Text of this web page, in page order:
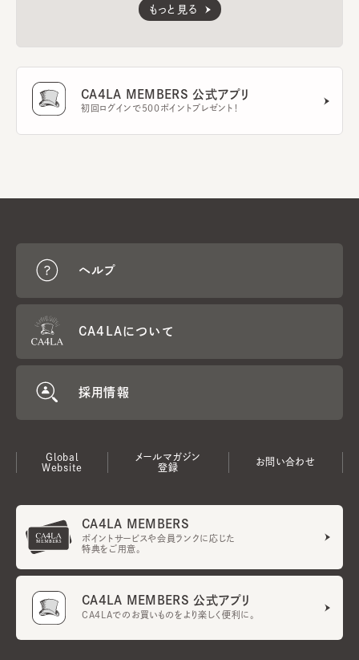
もっと見る
CA4LA MEMBERS 公式アプリ
初回ログインで500ポイントプレゼント！
ヘルプ
CA4LAについて
採用情報
Global
Website
メールマガジン
登録
お問い合わせ
CA4LA MEMBERS
ポイントサービスや会員ランクに応じた
特典をご用意。
CA4LA MEMBERS 公式アプリ
CA4LAでのお買いものをより楽しく便利に。